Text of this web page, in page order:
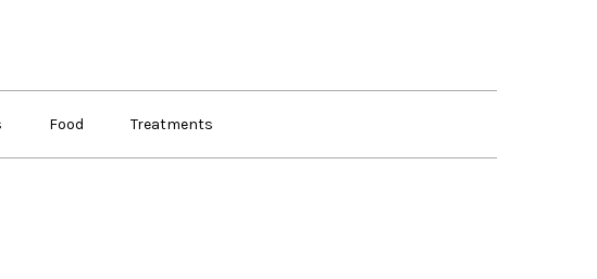
Food Treatments